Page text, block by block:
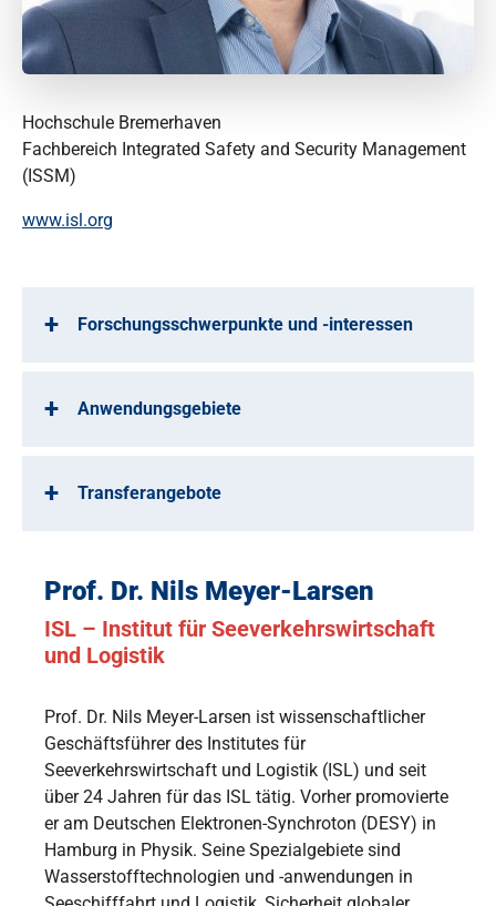
Hochschule Bremerhaven
Fachbereich Integrated Safety and Security Management
(ISSM)
www.isl.org
Forschungsschwerpunkte und -interessen
Anwendungsgebiete
Transferangebote
Prof. Dr. Nils Meyer-Larsen
ISL – Institut für Seeverkehrswirtschaft
und Logistik
Prof. Dr. Nils Meyer-Larsen ist wissenschaftlicher
Geschäftsführer des Institutes für
Seeverkehrswirtschaft und Logistik (ISL) und seit
über 24 Jahren für das ISL tätig. Vorher promovierte
er am Deutschen Elektronen-Synchroton (DESY) in
Hamburg in Physik. Seine Spezialgebiete sind
Wasserstofftechnologien und -anwendungen in